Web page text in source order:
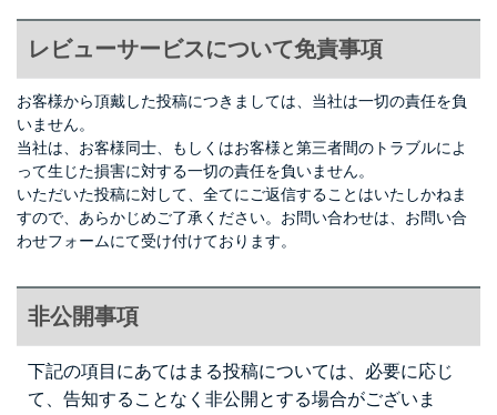
レビューサービスについて免責事項
お客様から頂戴した投稿につきましては、当社は一切の責任を負
いません。
当社は、お客様同士、もしくはお客様と第三者間のトラブルによ
って生じた損害に対する一切の責任を負いません。
いただいた投稿に対して、全てにご返信することはいたしかねま
すので、あらかじめご了承ください。お問い合わせは、 お問い合
わせフォームにて受け付けております。
非公開事項
下記の項目にあてはまる投稿については、必要に応じ
て、告知することなく非公開とする場合がございま